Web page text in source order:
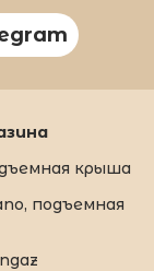
крыша
подъемная